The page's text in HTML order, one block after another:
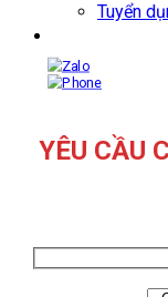
Tuyển
YÊU CẦU